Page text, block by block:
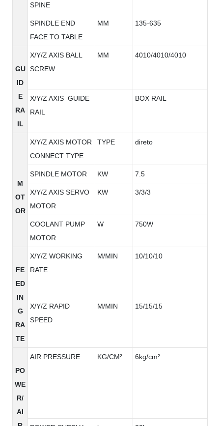
SPINE
SPINDLE END
FACE TO TABLE
MM 135-635
GU
ID
E
RA
IL
X/Y/Z AXIS BALL
SCREW
MM 4010/4010/4010
X/Y/Z AXIS GUIDE
RAIL
BOX RAIL
M
OT
OR
X/Y/Z AXIS MOTOR
CONNECT TYPE
TYPE direto
SPINDLE MOTOR KW 7.5
X/Y/Z AXIS SERVO
MOTOR
KW 3/3/3
COOLANT PUMP
MOTOR
W 750W
FE
ED
IN
G
RA
TE
X/Y/Z WORKING
RATE
M/MIN 10/10/10
X/Y/Z RAPID
SPEED
M/MIN 15/15/15
PO
WE
R/
AI
AIR PRESSURE KG/CM² 6kg/cm²